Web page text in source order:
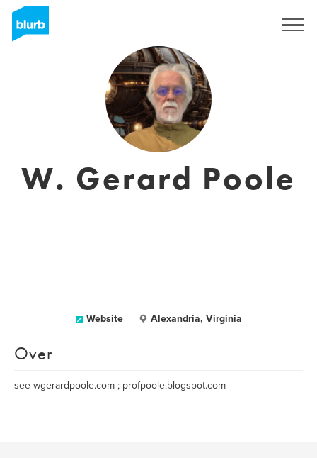
W. Gerard Poole
Website Alexandria, Virginia
Over
see wgerardpoole.com ; profpoole.blogspot.com